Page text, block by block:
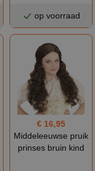
op voorraad
€ 16,95
Middeleeuwse pruik
prinses bruin kind